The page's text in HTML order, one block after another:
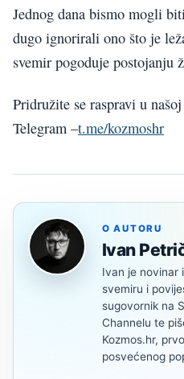
Jednog dana bismo mogli
dugo ignorirali ono što je
svemir pogoduje postojanju
Pridružite se raspravi u
Telegram –t.me/kozmoshr
O AUTORU
Ivan
Ivan je novinar
svemiru i
sugovornik na
Channelu te
Kozmos.hr,
posvećenog